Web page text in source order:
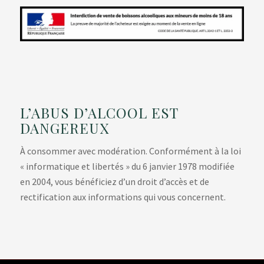
L’ABUS D’ALCOOL EST
DANGEREUX
À consommer avec modération. Conformément à la loi
« informatique et libertés » du 6 janvier 1978 modifiée
en 2004, vous bénéficiez d’un droit d’accès et de
rectification aux informations qui vous concernent.